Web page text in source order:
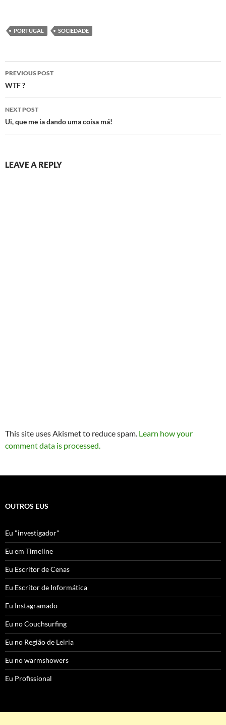
PORTUGAL SOCIEDADE
Post
navigation
PREVIOUS POST
WTF ?
NEXT POST
Ui, que me ia dando uma coisa má!
LEAVE A REPLY
This site uses Akismet to reduce spam. Learn how your
comment data is processed.
OUTROS EUS
Eu "investigador"
Eu em Timeline
Eu Escritor de Cenas
Eu Escritor de Informática
Eu Instagramado
Eu no Couchsurfing
Eu no Região de Leiria
Eu no warmshowers
Eu Profissional